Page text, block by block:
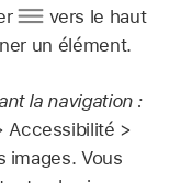
vers le haut
un élément.
la navigation :
Accessibilité >
images. Vous